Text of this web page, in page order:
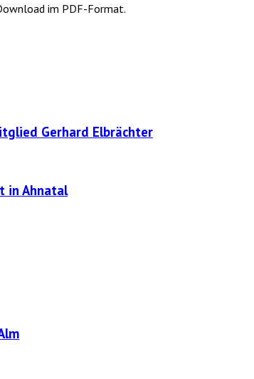
im PDF-Format.
Gerhard Elbrächter
in Ahnatal